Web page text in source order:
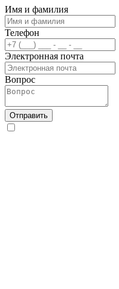
Имя и фамилия
Телефон
Электронная почта
Вопрос
Отправить